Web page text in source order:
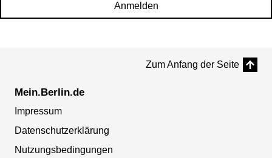
Anmelden
Zum Anfang der Seite
Mein.Berlin.de
Impressum
Datenschutzerklärung
Nutzungsbedingungen